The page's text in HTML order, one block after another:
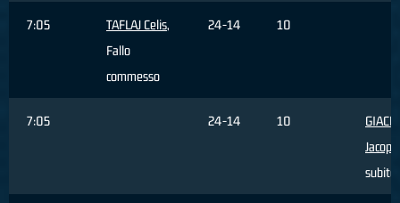
7:05 TAFLAJ Celis,
Fallo
commesso
24-14 10
7:05 24-14 10
Jacopo
subito